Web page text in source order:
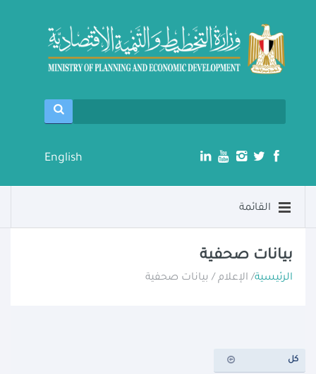
English
القائمة
بيانات صحفية
الرئيسية/ الإعلام / بيانات صحفية
كل